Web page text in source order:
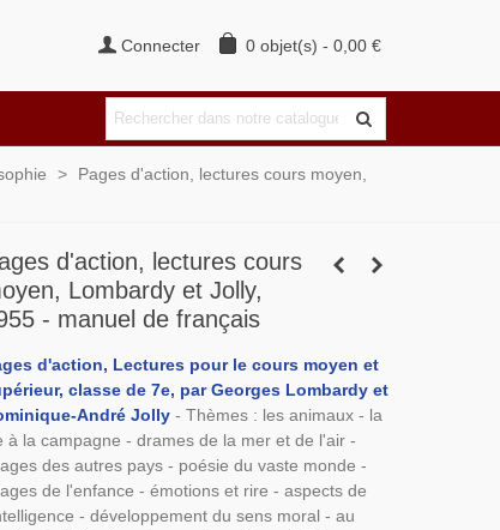
Connecter 0 objet(s) - 0,00 €
>
Pages d'action, lectures cours moyen,
d'action, lectures cours
Lombardy et Jolly,
- manuel de français
d'action, Lectures pour le cours moyen et
classe de 7e, par Georges Lombardy et
André Jolly - Thèmes : les animaux - la
à la campagne - drames de la mer et de l'air -
des autres pays - poésie du vaste monde -
de l'enfance - émotions et rire - aspects de
- développement du sens moral - au